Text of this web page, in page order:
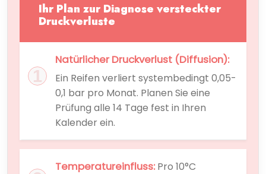
Ihr Plan zur Diagnose versteckter
Druckverluste
Natürlicher Druckverlust (Diffusion):
Ein Reifen verliert systembedingt 0,05-
0,1 bar pro Monat. Planen Sie eine
Prüfung alle 14 Tage fest in Ihren
Kalender ein.
Temperatureinfluss:Pro 10°C